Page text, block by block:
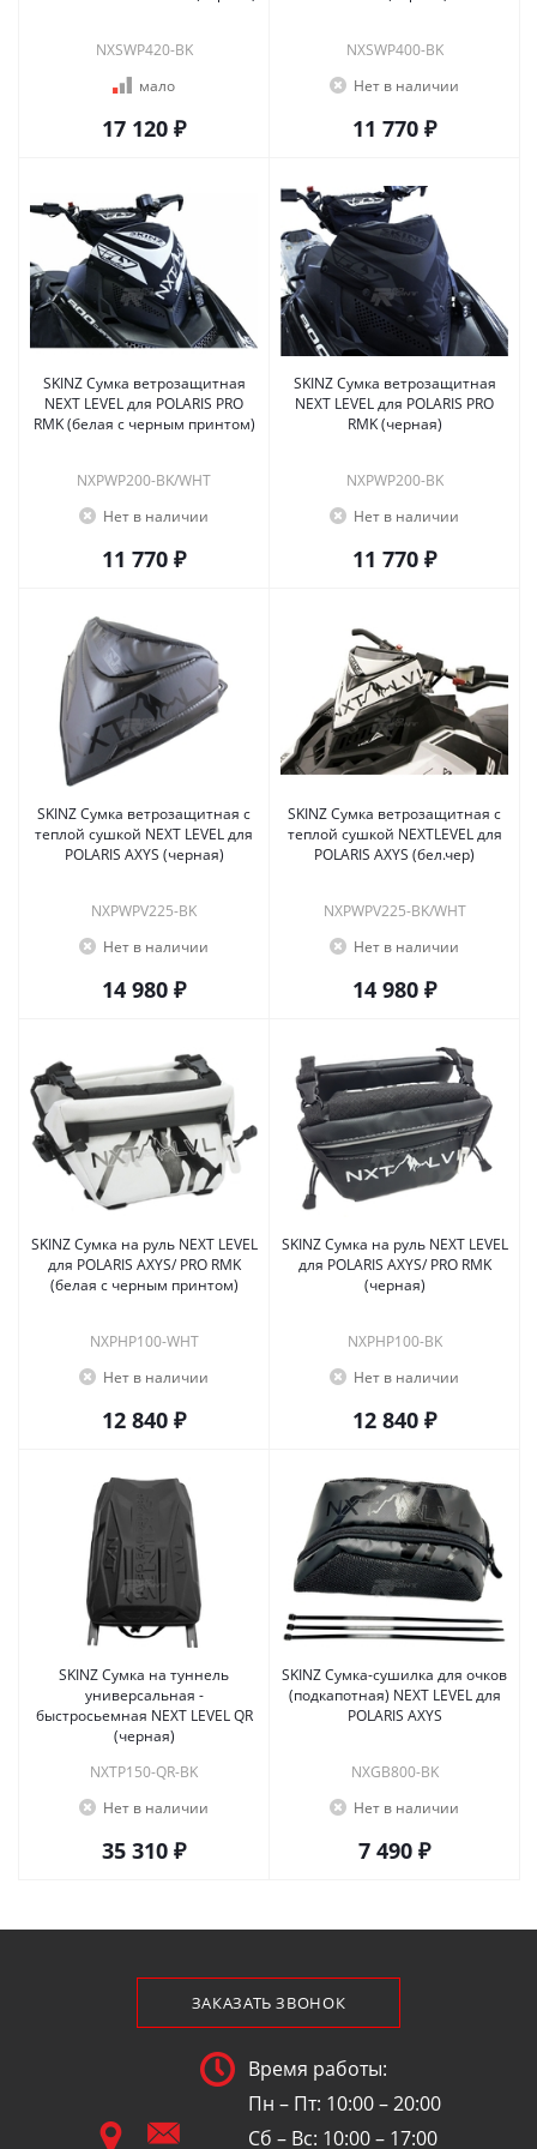
NXSWP420-BK
мало
17 120 ₽
NXSWP400-BK
Нет в наличии
11 770 ₽
SKINZ Сумка ветрозащитная
NEXT LEVEL для POLARIS PRO
RMK (белая с черным принтом)
NXPWP200-BK/WHT
Нет в наличии
11 770 ₽
SKINZ Сумка ветрозащитная
NEXT LEVEL для POLARIS PRO
RMK (черная)
NXPWP200-BK
Нет в наличии
11 770 ₽
SKINZ Сумка ветрозащитная с
теплой сушкой NEXT LEVEL для
POLARIS AXYS (черная)
NXPWPV225-BK
Нет в наличии
14 980 ₽
SKINZ Сумка ветрозащитная с
теплой сушкой NEXTLEVEL для
POLARIS AXYS (бел.чер)
NXPWPV225-BK/WHT
Нет в наличии
14 980 ₽
SKINZ Сумка на руль NEXT LEVEL
для POLARIS AXYS/ PRO RMK
(белая с черным принтом)
NXPHP100-WHT
Нет в наличии
12 840 ₽
SKINZ Сумка на руль NEXT LEVEL
для POLARIS AXYS/ PRO RMK
(черная)
NXPHP100-BK
Нет в наличии
12 840 ₽
SKINZ Сумка на туннель
универсальная -
быстросьемная NEXT LEVEL QR
(черная)
NXTP150-QR-BK
Нет в наличии
35 310 ₽
SKINZ Сумка-сушилка для очков
(подкапотная) NEXT LEVEL для
POLARIS AXYS
NXGB800-BK
Нет в наличии
7 490 ₽
ЗАКАЗАТЬ ЗВОНОК
Время работы:
Пн – Пт: 10:00 – 20:00
Сб – Вс: 10:00 – 17:00